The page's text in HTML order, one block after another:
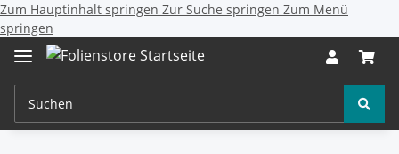
Zum Hauptinhalt springen Zur Suche springen Zum Menü
springen